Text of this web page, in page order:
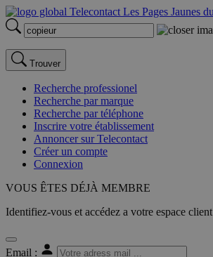
Trouver
Recherche professionel
Recherche par marque
Recherche par téléphone
Inscrire votre établissement
Annoncer sur Telecontact
Créer un compte
Connexion
VOUS ÊTES DÉJÀ MEMBRE
Identifiez-vous et accédez a votre espace client
Email :